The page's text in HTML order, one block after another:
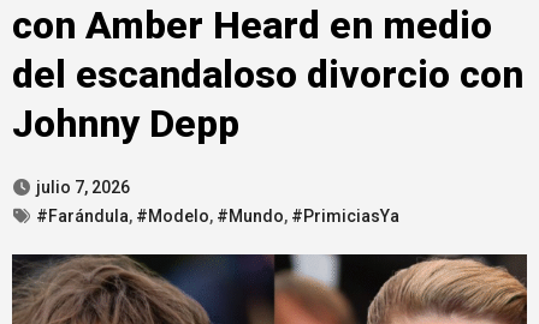
con Amber Heard en medio
del escandaloso divorcio con
Johnny Depp
julio 7, 2026
#Farándula, #Modelo, #Mundo, #PrimiciasYa